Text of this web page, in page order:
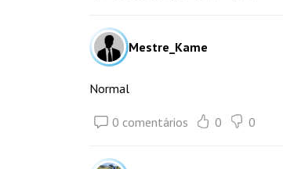
Mestre_Kame
Normal
0 comentários 0 0